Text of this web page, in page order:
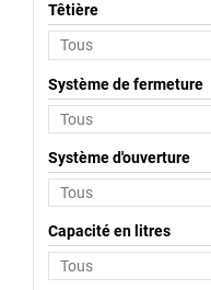
Têtière
Système de fermeture
Système d'ouverture
Capacité en litres